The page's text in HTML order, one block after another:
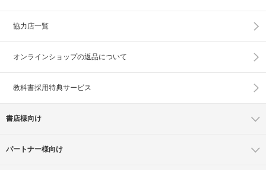
協力店一覧
オンラインショップの返品について
教科書採用特典サービス
書店様向け
パートナー様向け